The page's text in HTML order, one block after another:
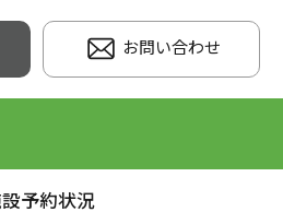
お問い合わせ
予約状況